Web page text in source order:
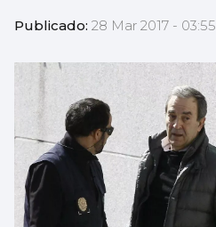
Publicado: 28 Mar 2017 - 03:55